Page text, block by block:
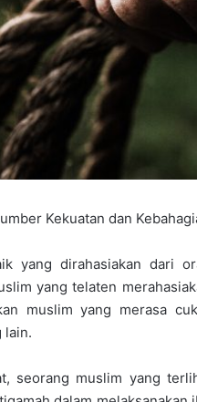
Kekuatan dan
yang dirahasiakan dari
yang telaten
muslim yang merasa
lain.
seorang muslim yang